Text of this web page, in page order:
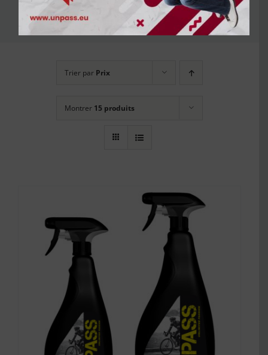
Etui
Trier par Prix
Montrer 15 produits